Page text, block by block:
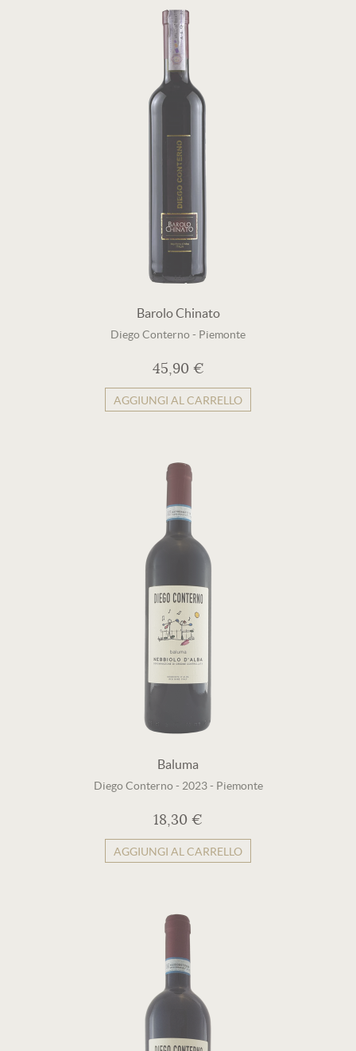
Barolo Chinato
Diego Conterno- Piemonte
45,90 €
AGGIUNGI AL CARRELLO
Baluma
Diego Conterno - 2023- Piemonte
18,30 €
AGGIUNGI AL CARRELLO